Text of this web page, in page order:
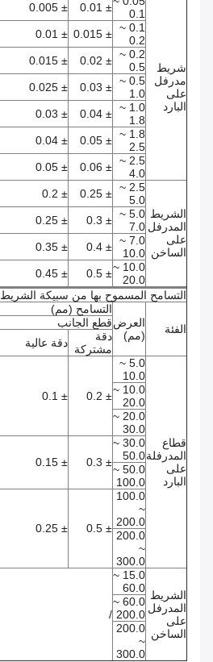
شريط
مدرفل
على
البارد
0.1
± 0.01
± 0.005
0.1 ~
0.2
± 0.015
± 0.01
0.2 ~
0.5
± 0.02
± 0.015
0.5 ~
1.0
± 0.03
± 0.025
1.0 ~
1.8
± 0.04
± 0.03
1.8 ~
2.5
± 0.05
± 0.04
2.5 ~
4.0
± 0.06
± 0.05
الشريط
المدرفل
على
الساخن
2.5 ~
5.0
± 0.25
± 0.2
5.0 ~
7.0
± 0.3
± 0.25
7.0 ~
10.0
± 0.4
± 0.35
10.0 ~
20.0
± 0.5
± 0.45
التسامح المسموح بها من سبيكة الشريط GB / T1234-2012
الفئة
العرض
(مم)
التسامح (مم)
قطع الجانب
دقة
مشتركة دقة عالية
قطاع
المدرفلة
على
البارد
5.0 ~
10.0
± 0.2
± 0.1
10.0 ~
20.0
20.0 ~
30.0
30.0 ~
50.0
± 0.3
± 0.15
50.0 ~
100.0
100.0
~
200.0
± 0.5
± 0.25
200.0
~
300.0
الشريط
المدرفل
على
الساخن
15.0 ~
60.0
/
60.0 ~
200.0
200.0
~
300.0